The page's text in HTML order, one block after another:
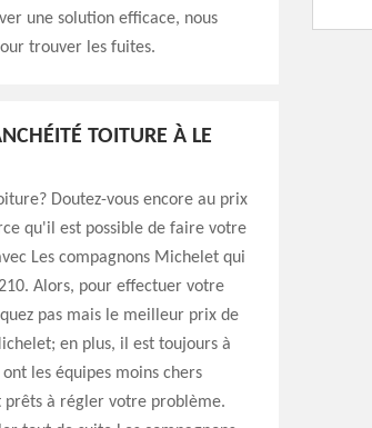
une solution efficace, nous
trouver les fuites.
TOITURE À LE
Doutez-vous encore au prix
qu'il est possible de faire votre
Les compagnons Michelet qui
Alors, pour effectuer votre
pas mais le meilleur prix de
en plus, il est toujours à
les équipes moins chers
prêts à régler votre problème.